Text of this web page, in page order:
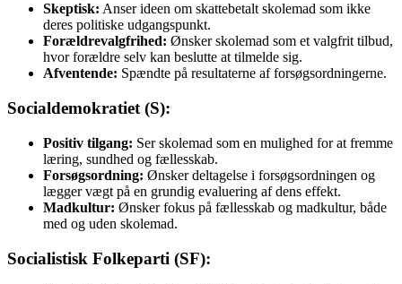
Skeptisk: Anser ideen om skattebetalt skolemad som ikke
deres politiske udgangspunkt.
Forældrevalgfrihed: Ønsker skolemad som et valgfrit tilbud,
hvor forældre selv kan beslutte at tilmelde sig.
Afventende: Spændte på resultaterne af forsøgsordningerne.
Socialdemokratiet (S):
Positiv tilgang: Ser skolemad som en mulighed for at fremme
læring, sundhed og fællesskab.
Forsøgsordning: Ønsker deltagelse i forsøgsordningen og
lægger vægt på en grundig evaluering af dens effekt.
Madkultur: Ønsker fokus på fællesskab og madkultur, både
med og uden skolemad.
Socialistisk Folkeparti (SF):